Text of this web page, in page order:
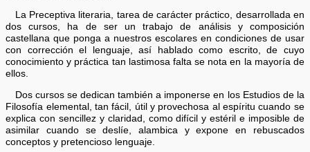
La Preceptiva literaria, tarea de carácter práctico, desarrollada en
dos cursos, ha de ser un trabajo de análisis y composición
castellana que ponga a nuestros escolares en condiciones de usar
con corrección el lenguaje, así hablado como escrito, de cuyo
conocimiento y práctica tan lastimosa falta se nota en la mayoría de
ellos.
Dos cursos se dedican también a imponerse en los Estudios de la
Filosofía elemental, tan fácil, útil y provechosa al espíritu cuando se
explica con sencillez y claridad, como difícil y estéril e imposible de
asimilar cuando se deslíe, alambica y expone en rebuscados
conceptos y pretencioso lenguaje.